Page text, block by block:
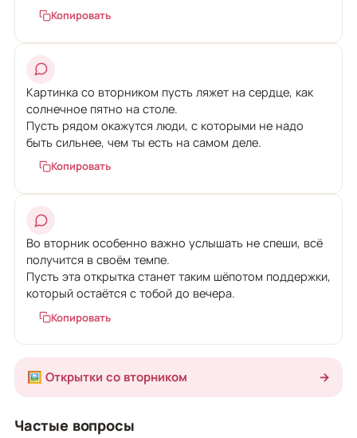
Копировать
Картинка со вторником пусть ляжет на сердце, как
солнечное пятно на столе.
Пусть рядом окажутся люди, с которыми не надо
быть сильнее, чем ты есть на самом деле.
Копировать
Во вторник особенно важно услышать не спеши, всё
получится в своём темпе.
Пусть эта открытка станет таким шёпотом поддержки,
который остаётся с тобой до вечера.
Копировать
🖼️ Открытки со вторником →
Частые вопросы